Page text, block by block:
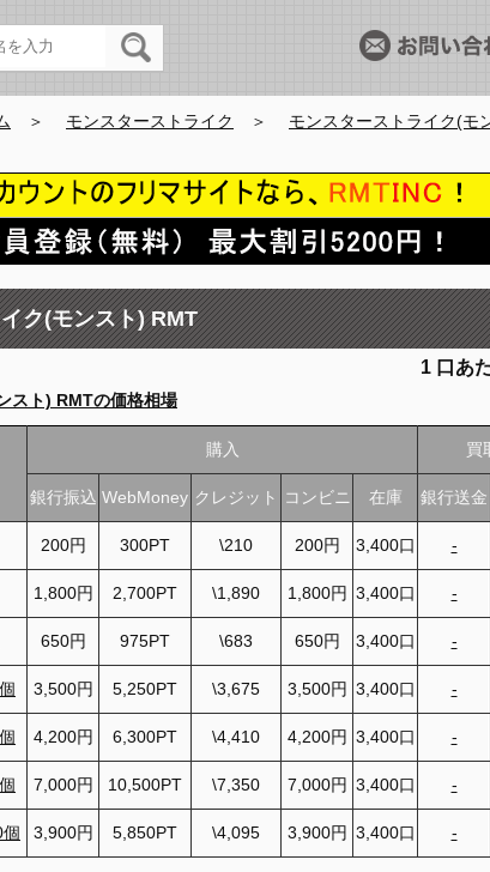
＞ モンスターストライク ＞ モンスターストライク(モ
ク(モンスト) RMT
1 口あ
スト) RMTの価格相場
購入 買
銀行振込 WebMoney クレジット コンビニ 在庫 銀行送金
200円 300PT \210 200円 3,400口 -
1,800円 2,700PT \1,890 1,800円 3,400口 -
650円 975PT \683 650円 3,400口 -
3,500円 5,250PT \3,675 3,500円 3,400口 -
4,200円 6,300PT \4,410 4,200円 3,400口 -
7,000円 10,500PT \7,350 7,000円 3,400口 -
3,900円 5,850PT \4,095 3,900円 3,400口 -